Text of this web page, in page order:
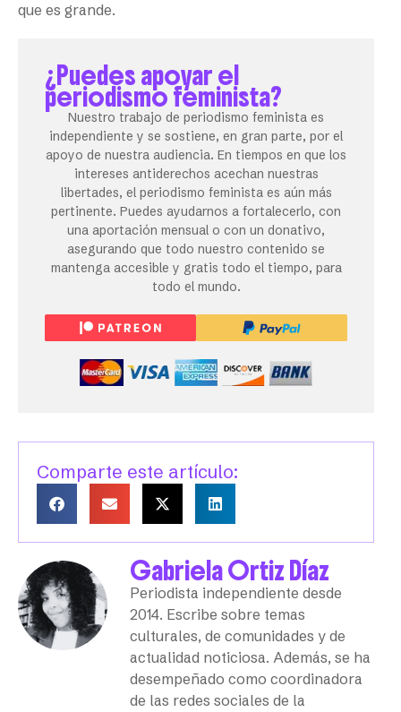
que es grande.
¿Puedes apoyar el
periodismo feminista?
Nuestro trabajo de periodismo feminista es
independiente y se sostiene, en gran parte, por el
apoyo de nuestra audiencia. En tiempos en que los
intereses antiderechos acechan nuestras
libertades, el periodismo feminista es aún más
pertinente. Puedes ayudarnos a fortalecerlo, con
una aportación mensual o con un donativo,
asegurando que todo nuestro contenido se
mantenga accesible y gratis todo el tiempo, para
todo el mundo.
Comparte este artículo:
Gabriela Ortiz Díaz
Periodista independiente desde
2014. Escribe sobre temas
culturales, de comunidades y de
actualidad noticiosa. Además, se ha
desempeñado como coordinadora
de las redes sociales de la